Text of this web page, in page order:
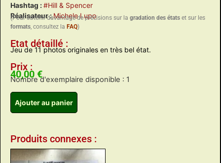
Hashtag :#Hill & Spencer
Réalisateur :Michele Lupo
(Pour obtenir davantage de précisions sur la gradation des états et sur les
formats, consultez la FAQ)
Etat détaillé :
Jeu de 11 photos originales en très bel état.
Prix :
40,00 €
Nombre d'exemplaire disponible : 1
Ajouter au panier
Produits connexes :